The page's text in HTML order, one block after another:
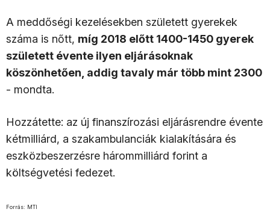
A meddőségi kezelésekben született gyerekek
száma is nőtt, míg 2018 előtt 1400-1450 gyerek
született évente ilyen eljárásoknak
köszönhetően, addig tavaly már több mint 2300
- mondta.
Hozzátette: az új finanszírozási eljárásrendre évente
kétmilliárd, a szakambulanciák kialakítására és
eszközbeszerzésre hárommilliárd forint a
költségvetési fedezet.
Forrás: MTI